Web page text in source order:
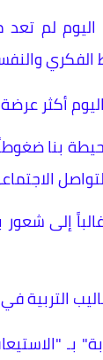
اليوم لم
الفكري
أكثر
بنا ضغوطاً
إلى
التربية
بـ